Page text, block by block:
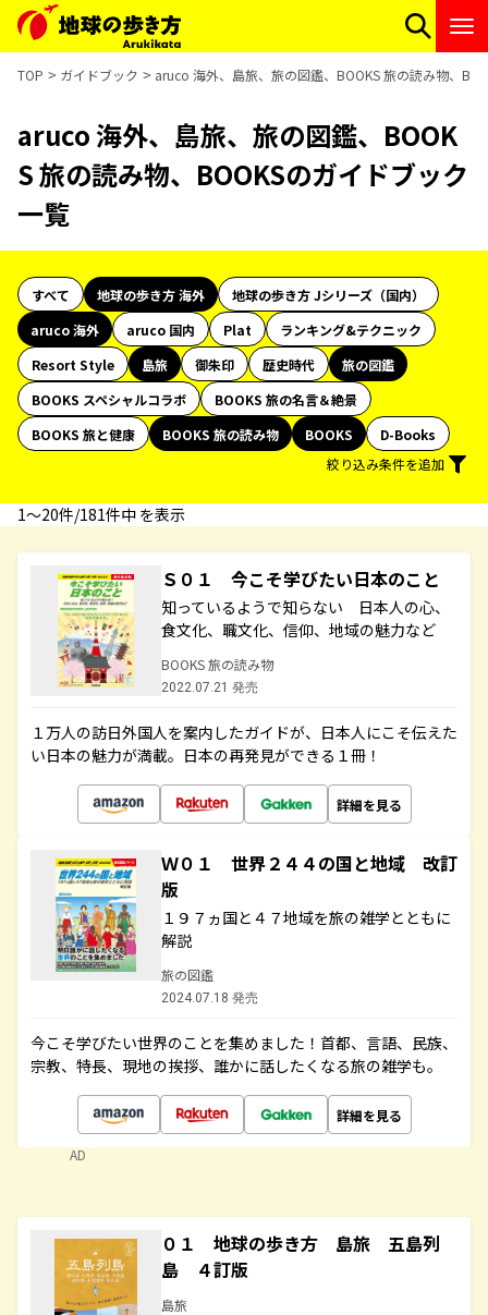
TOP ガイドブック aruco 海外、島旅、旅の図鑑、BOOKS 旅の読み物、
aruco 海外、島旅、旅の図鑑、BOOK
S 旅の読み物、BOOKSのガイドブック
一覧
すべて 地球の歩き方 海外
地球の歩き方 Jシリーズ（国内）
aruco 海外
aruco 国内 Plat
ランキング&テクニック
Resort Style
島旅 御朱印 歴史時代
旅の図鑑
BOOKS スペシャルコラボ
BOOKS 旅の名言＆絶景
BOOKS 旅と健康
BOOKS 旅の読み物 BOOKS
D-Books
絞り込み条件を追加
1〜20件/181件中 を表示
Ｓ０１ 今こそ学びたい日本のこと
知っているようで知らない 日本人の心、
食文化、職文化、信仰、地域の魅力など
BOOKS 旅の読み物
2022.07.21 発売
１万人の訪日外国人を案内したガイドが、日本人にこそ伝えた
い日本の魅力が満載。日本の再発見ができる１冊！
詳細を見る
Ｗ０１ 世界２４４の国と地域 改訂
版
１９７ヵ国と４７地域を旅の雑学とともに
解説
旅の図鑑
2024.07.18 発売
今こそ学びたい世界のことを集めました！首都、言語、民族、
宗教、特長、現地の挨拶、誰かに話したくなる旅の雑学も。
詳細を見る
AD
０１ 地球の歩き方 島旅 五島列
島 ４訂版
島旅